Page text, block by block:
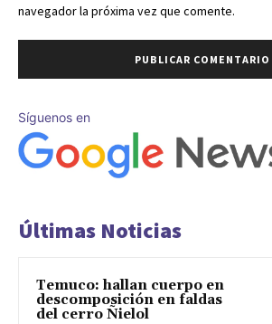
navegador la próxima vez que comente.
Síguenos en
Últimas Noticias
Temuco: hallan cuerpo en
descomposición en faldas
del cerro Ñielol